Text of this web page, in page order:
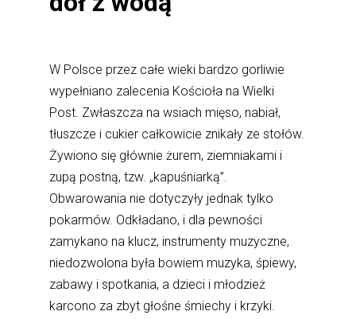
W Polsce przez całe wieki bardzo gorliwie
wypełniano zalecenia Kościoła na Wielki
Post. Zwłaszcza na wsiach mięso, nabiał,
tłuszcze i cukier całkowicie znikały ze stołów.
Żywiono się głównie żurem, ziemniakami i
zupą postną, tzw. „kapuśniarką”.
Obwarowania nie dotyczyły jednak tylko
pokarmów. Odkładano, i dla pewności
zamykano na klucz, instrumenty muzyczne,
niedozwolona była bowiem muzyka, śpiewy,
zabawy i spotkania, a dzieci i młodzież
karcono za zbyt głośne śmiechy i krzyki.